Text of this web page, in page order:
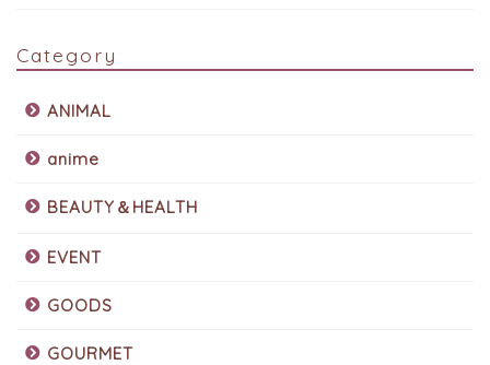
Category
ANIMAL
anime
BEAUTY＆HEALTH
EVENT
GOODS
GOURMET